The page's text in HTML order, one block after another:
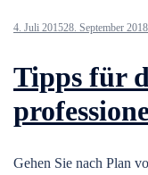
4. Juli 201528. September 2018
Tipps für
Gehen Sie nach Plan